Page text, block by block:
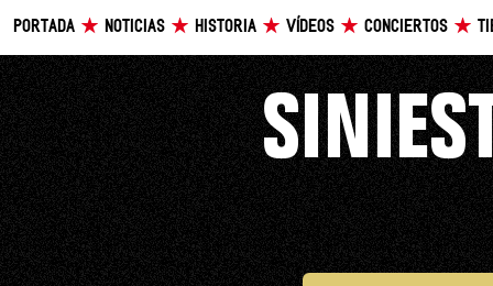
PORTADA NOTICIAS HISTORIA VÍDEOS CONCIERTOS